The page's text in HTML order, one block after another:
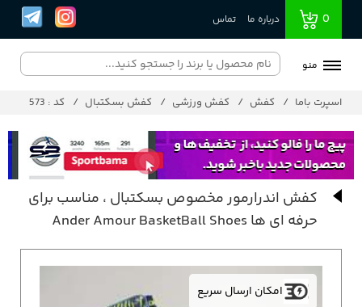
0 درباره ما تماس
منو
اسپرت باما کفش کفش ورزشی کفش بسکتبال کد : 573
کفش اندرارمور مخصوص بسکتبال ، مناسب برای
حرفه ای ها Ander Amour BasketBall Shoes
امکان ارسال سریع